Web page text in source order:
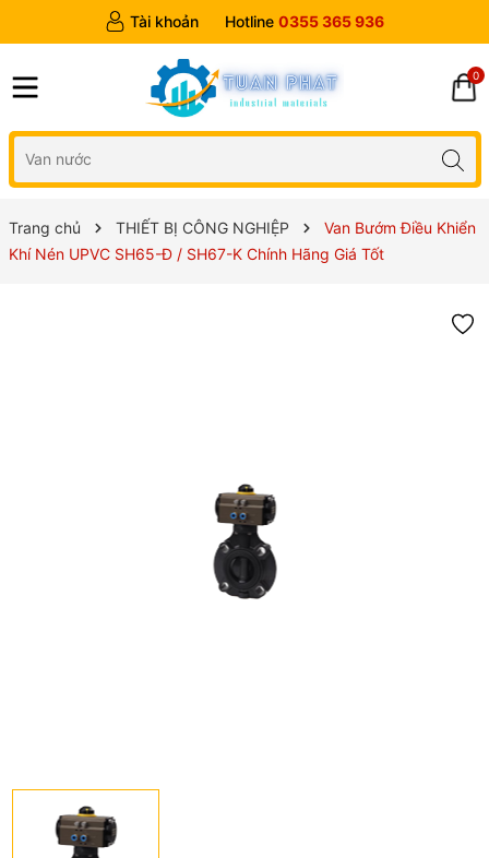
Tài khoản Hotline 0355 365 936
0
Trang chủ THIẾT BỊ CÔNG NGHIỆP
Van Bướm Điều Khiển
Khí Nén UPVC SH65-Đ / SH67-K Chính Hãng Giá Tốt